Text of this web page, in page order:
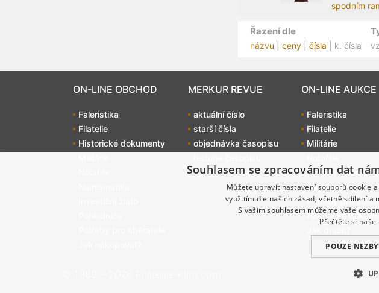
spodním
Řazení dle
názvu ceny| čísla | k. čísla
ON-LINE OBCHOD
Faleristika
Filatelie
Historické dokumenty
MERKUR REVUE
aktuální číslo
starší čísla
objednávka časopisu
ON-LINE AUKCE
Faleristika
Filatelie
Militárie
Numismatika
Pohlednice
Potřeby pro
Historické
Souhlasem se zpracováním dat
Můžete upravit nastavení souborů cookie
využitím dle našich zásad, včetně sdílení
S vašim souhlasem můžeme vaše
Přečtěte si naše
POUZE